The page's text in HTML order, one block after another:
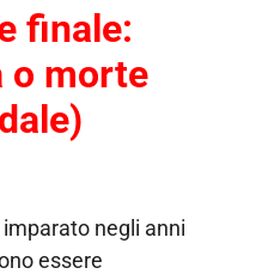
finale:
o morte
imparato negli anni
essere